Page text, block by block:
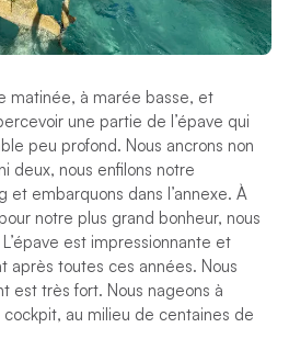
matinée, à marée basse, et
une partie de l’épave qui
peu profond. Nous ancrons non
deux, nous enfilons notre
et embarquons dans l’annexe. À
notre plus grand bonheur, nous
est impressionnante et
après toutes ces années. Nous
est très fort. Nous nageons à
cockpit, au milieu de centaines de